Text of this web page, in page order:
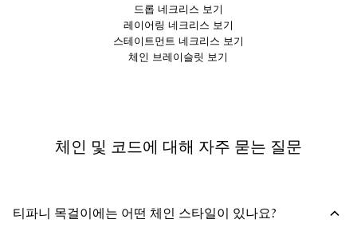
드롭 네크리스 보기
레이어링 네크리스 보기
스테이트먼트 네크리스 보기
체인 브레이슬릿 보기
체인 및 코드에 대해 자주 묻는 질문
티파니 목걸이에는 어떤 체인 스타일이 있나요?